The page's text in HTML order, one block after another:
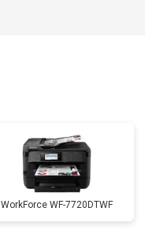
WorkForce WF-7720DTWF